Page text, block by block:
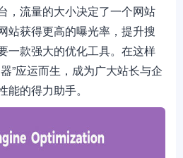
，流量的大小决定了一个网站
站获得更高的曝光率，提升搜
一款强大的优化工具。在这样
”应运而生，成为广大站长与企
的得力助手。